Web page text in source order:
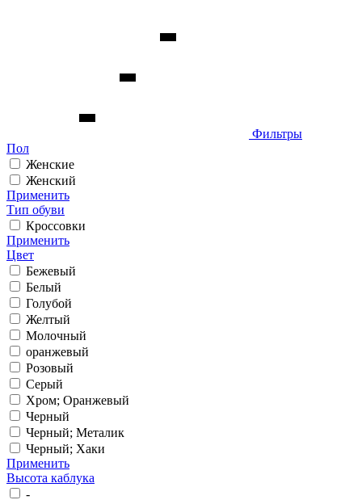
Фильтры
Пол
Женские
Женский
Применить
Тип обуви
Кроссовки
Применить
Цвет
Бежевый
Белый
Голубой
Желтый
Молочный
оранжевый
Розовый
Серый
Хром; Оранжевый
Черный
Черный; Металик
Черный; Хаки
Применить
Высота каблука
-